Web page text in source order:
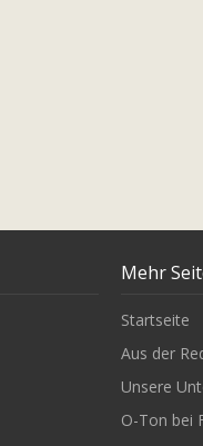
Mehr
Startseite
Aus der
Unsere
O-Ton bei